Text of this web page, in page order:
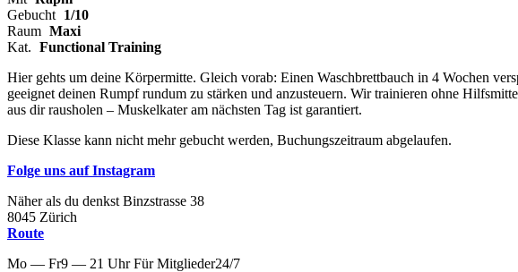
Gebucht 1/10
Raum Maxi
Kat. Functional Training
Hier gehts um deine Körpermitte. Gleich vorab: Einen Waschbrettbauch in 4 Wochen
geeignet deinen Rumpf rundum zu stärken und anzusteuern. Wir trainieren ohne
aus dir rausholen – Muskelkater am nächsten Tag ist garantiert.
Diese Klasse kann nicht mehr gebucht werden, Buchungszeitraum abgelaufen.
Folge uns auf Instagram
Näher als du denkst Binzstrasse 38
8045 Zürich
Route
Mo — Fr9 — 21 Uhr Für Mitglieder24/7